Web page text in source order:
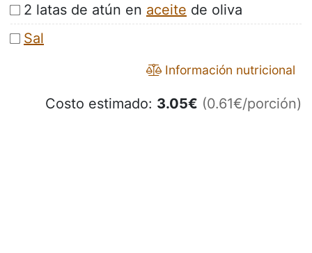
2 latas de atún en aceite de oliva
Sal
Información nutricional
Costo estimado: 3.05€ (0.61€/porción)